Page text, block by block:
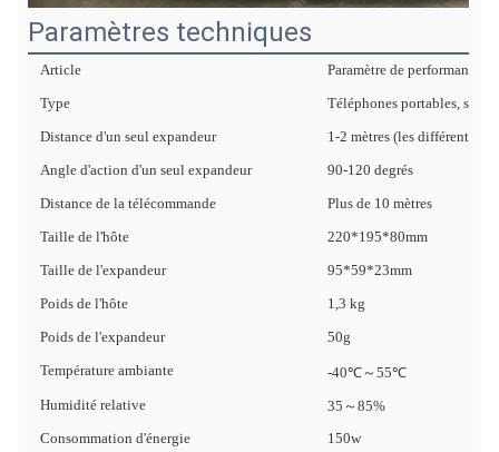
Paramètres techniques
Article
Paramètre de performance
Type
Téléphones portables,
Distance d'un seul expandeur
1-2 mètres (les différents
Angle d'action d'un seul expandeur
90-120 degrés
Distance de la télécommande
Plus de 10 mètres
Taille de l'hôte
220*195*80mm
Taille de l'expandeur
95*59*23mm
Poids de l'hôte
1,3 kg
Poids de l'expandeur
50g
Température ambiante
-40℃～55℃
Humidité relative
35～85%
Consommation d'énergie
150w